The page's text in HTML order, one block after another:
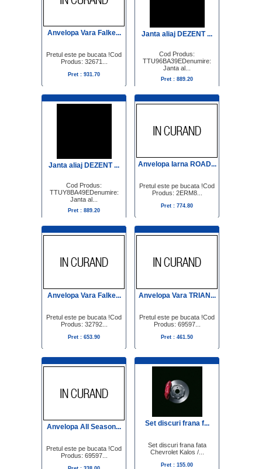
Anvelopa Vara Falke...
Pretul este pe bucata !Cod
Produs: 32671...
Pret : 931.70
Janta aliaj DEZENT ...
Cod Produs:
TTU96BA39EDenumire:
Janta al...
Pret : 889.20
Janta aliaj DEZENT ...
Cod Produs:
TTUY8BA49EDenumire:
Janta al...
Pret : 889.20
Anvelopa Iarna ROAD...
Pretul este pe bucata !Cod
Produs: 2ERM8...
Pret : 774.80
Anvelopa Vara Falke...
Pretul este pe bucata !Cod
Produs: 32792...
Pret : 653.90
Anvelopa Vara TRIAN...
Pretul este pe bucata !Cod
Produs: 69597...
Pret : 461.50
Anvelopa All Season...
Pretul este pe bucata !Cod
Produs: 69597...
Set discuri frana f...
Set discuri frana fata
Chevrolet Kalos /...
Pret : 155.00